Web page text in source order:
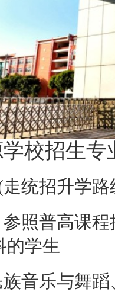
校招生专
统招升学
照普高课
的学生
音乐与舞